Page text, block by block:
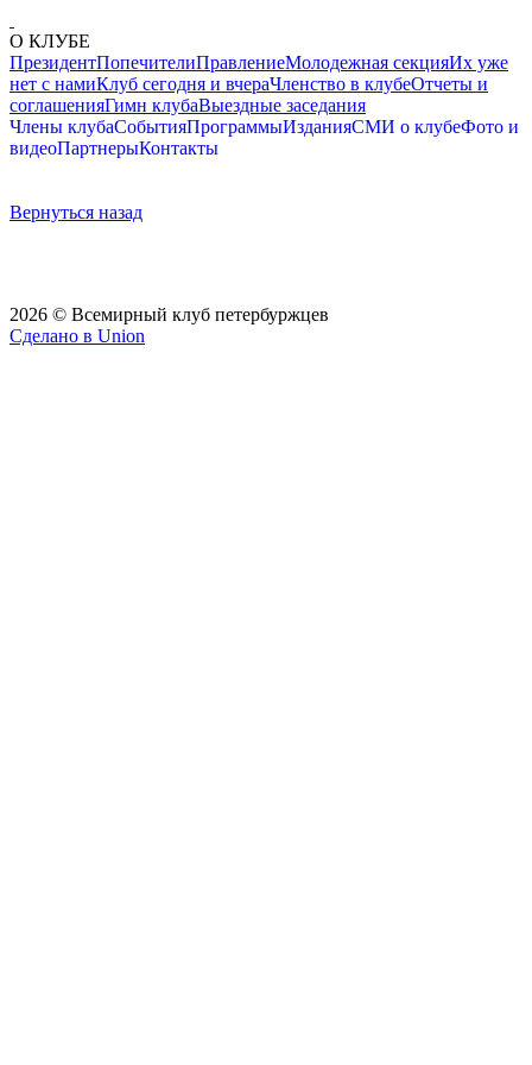
О КЛУБЕ
ПрезидентПопечителиПравлениеМолодежная секцияИх уже
нет с намиКлуб сегодня и вчераЧленство в клубеОтчеты и
соглашенияГимн клубаВыездные заседания
Члены клубаСобытияПрограммыИзданияСМИ о клубеФото и
видеоПартнерыКонтакты
Вернуться назад
2026 © Всемирный клуб петербуржцев
Сделано в Union